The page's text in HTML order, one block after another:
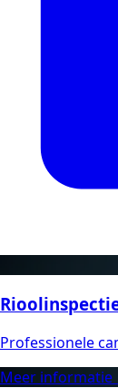
Professionele
Meer informatie